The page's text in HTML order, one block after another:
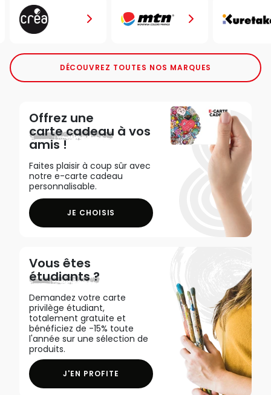
DÉCOUVREZ TOUTES NOS MARQUES
Offrez une
carte cadeau à vos
amis !
Faites plaisir à coup sûr avec
notre e-carte cadeau
personnalisable.
JE CHOISIS
Vous êtes
étudiants ?
Demandez votre carte
privilège étudiant,
totalement gratuite et
bénéficiez de -15% toute
l'année sur une sélection de
produits.
J'EN PROFITE